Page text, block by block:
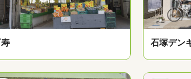
石塚デン